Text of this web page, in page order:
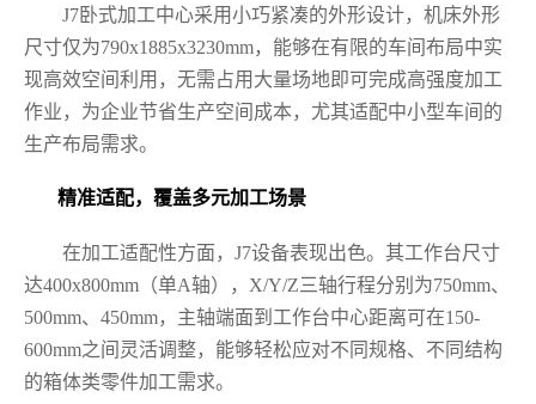
J7卧式加工中心采用小巧紧凑的外形设计，机床外形
尺寸仅为790x1885x3230mm，能够在有限的车间布局中实
现高效空间利用，无需占用大量场地即可完成高强度加工
作业，为企业节省生产空间成本，尤其适配中小型车间的
生产布局需求。
精准适配，覆盖多元加工场景
在加工适配性方面，J7设备表现出色。其工作台尺寸
达400x800mm（单A轴），X/Y/Z三轴行程分别为750mm、
500mm、450mm，主轴端面到工作台中心距离可在150-
600mm之间灵活调整，能够轻松应对不同规格、不同结构
的箱体类零件加工需求。